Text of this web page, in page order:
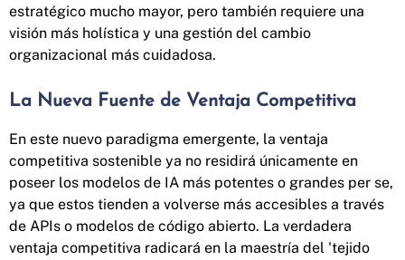
estratégico mucho mayor, pero también requiere una
visión más holística y una gestión del cambio
organizacional más cuidadosa.
La Nueva Fuente de Ventaja Competitiva
En este nuevo paradigma emergente, la ventaja
competitiva sostenible ya no residirá únicamente en
poseer los modelos de IA más potentes o grandes per se,
ya que estos tienden a volverse más accesibles a través
de APIs o modelos de código abierto. La verdadera
ventaja competitiva radicará en la maestría del 'tejido